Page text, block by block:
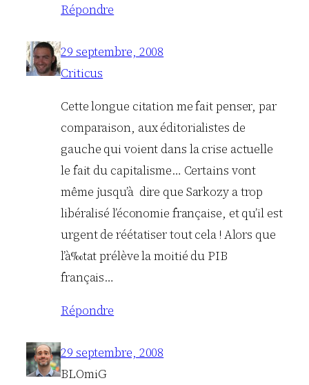
Répondre
29 septembre, 2008
Criticus
Cette longue citation me fait penser, par
comparaison, aux éditorialistes de
gauche qui voient dans la crise actuelle
le fait du capitalisme… Certains vont
même jusqu’à dire que Sarkozy a trop
libéralisé l’économie française, et qu’il est
urgent de réétatiser tout cela ! Alors que
l’à‰tat prélève la moitié du PIB
français…
Répondre
29 septembre, 2008
BLOmiG